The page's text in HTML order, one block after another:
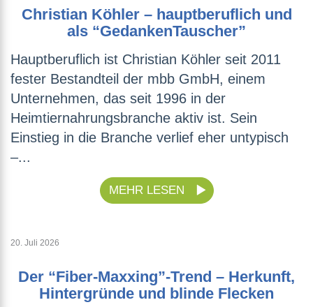
Christian Köhler – hauptberuflich und
als “GedankenTauscher”
Hauptberuflich ist Christian Köhler seit 2011
fester Bestandteil der mbb GmbH, einem
Unternehmen, das seit 1996 in der
Heimtiernahrungsbranche aktiv ist. Sein
Einstieg in die Branche verlief eher untypisch
–...
MEHR LESEN
20. Juli 2026
Der “Fiber-Maxxing”-Trend – Herkunft,
Hintergründe und blinde Flecken